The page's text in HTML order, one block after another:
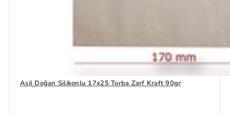
Asil Doğan Silikonlu 17x25 Torba Zarf Kraft 90gr